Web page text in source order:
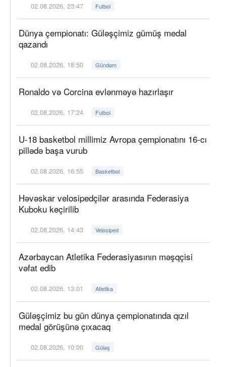
02.08.2026, 23:47 Futbol
Dünya çempionatı: Güləşçimiz gümüş medal
qazandı
02.08.2026, 18:50 Gündəm
Ronaldo və Corcina evlənməyə hazırlaşır
02.08.2026, 17:24 Futbol
U-18 basketbol millimiz Avropa çempionatını 16-cı
pillədə başa vurub
02.08.2026, 16:55 Basketbol
Həvəskar velosipedçilər arasında Federasiya
Kuboku keçirilib
02.08.2026, 14:43 Velosiped
Azərbaycan Atletika Federasiyasının məşqçisi
vəfat edib
02.08.2026, 13:01 Atletika
Güləşçimiz bu gün dünya çempionatında qızıl
medal görüşünə çıxacaq
02.08.2026, 10:00 Güləş